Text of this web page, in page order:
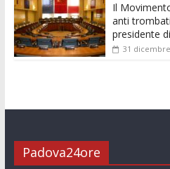
Il
anti
presidente
31
Padova24ore